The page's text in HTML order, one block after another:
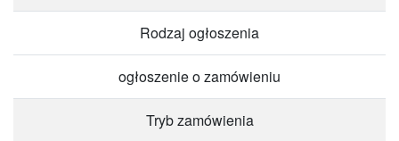
Rodzaj ogłoszenia
ogłoszenie o zamówieniu
Tryb zamówienia